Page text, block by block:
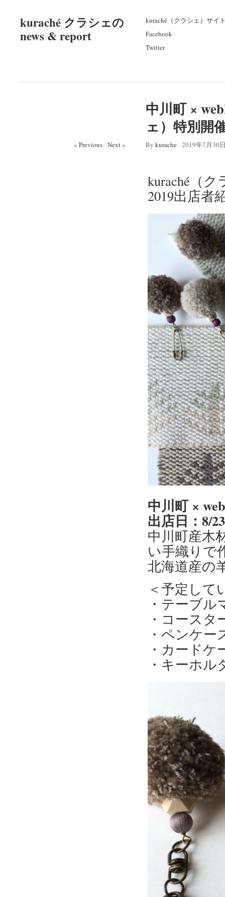
kuraché クラシェの
news & report
kuraché（クラシェ）サイ
Facebook
Twitter
中川町 ×
ェ）特別開
« Previous/ Next » By kurache/ 2019年7月30
kuraché（
2019出店者
中川町 ×
出店日：8/
中川町産木
い手織りで
北海道産の
＜予定して
・テーブル
・コースタ
・ペンケー
・カードケ
・キーホル